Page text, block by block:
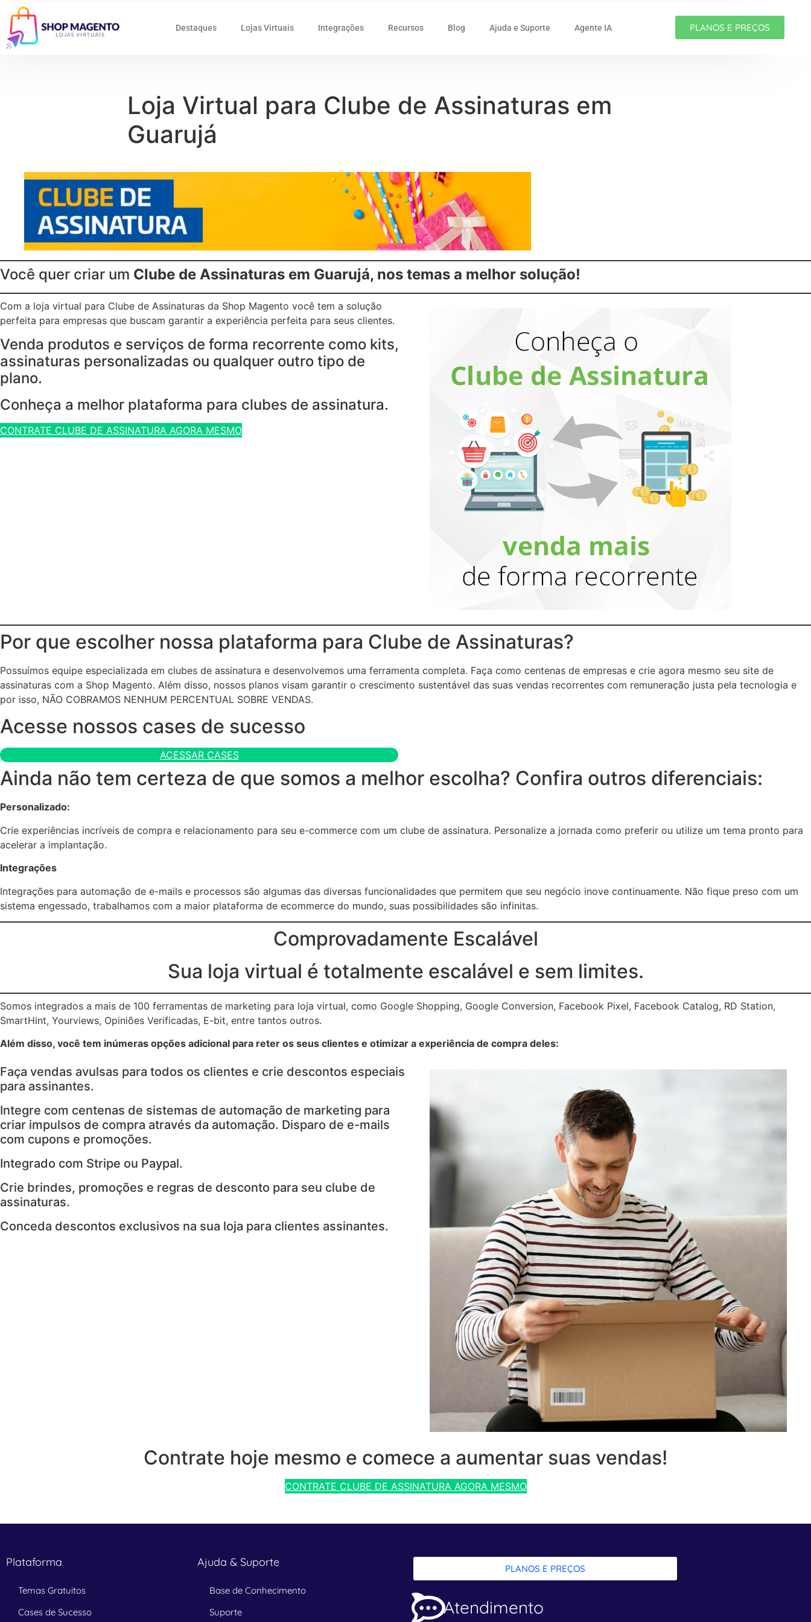
Destaques Lojas Virtuais Integrações Recursos Blog Ajuda e Suporte Agente IA PLANOS E PREÇOS
Loja Virtual para Clube de Assinaturas em
Guarujá
Você quer criar um Clube de Assinaturas em Guarujá, nos temas a melhor solução!
Com a loja virtual para Clube de Assinaturas da Shop Magento você tem a solução
perfeita para empresas que buscam garantir a experiência perfeita para seus clientes.
Venda produtos e serviços de forma recorrente como kits,
assinaturas personalizadas ou qualquer outro tipo de
plano.
Conheça a melhor plataforma para clubes de assinatura.
CONTRATE CLUBE DE ASSINATURA AGORA MESMO
Por que escolher nossa plataforma para Clube de Assinaturas?
Possuímos equipe especializada em clubes de assinatura e desenvolvemos uma ferramenta completa. Faça como centenas de empresas e crie agora mesmo seu site de
assinaturas com a Shop Magento. Além disso, nossos planos visam garantir o crescimento sustentável das suas vendas recorrentes com remuneração justa pela tecnologia e
por isso, NÃO COBRAMOS NENHUM PERCENTUAL SOBRE VENDAS.
Acesse nossos cases de sucesso
ACESSAR CASES
Ainda não tem certeza de que somos a melhor escolha? Confira outros diferenciais:
Personalizado:
Crie experiências incríveis de compra e relacionamento para seu e-commerce com um clube de assinatura. Personalize a jornada como preferir ou utilize um tema pronto para
acelerar a implantação.
Integrações
Integrações para automação de e-mails e processos são algumas das diversas funcionalidades que permitem que seu negócio inove continuamente. Não fique preso com um
sistema engessado, trabalhamos com a maior plataforma de ecommerce do mundo, suas possibilidades são infinitas.
Comprovadamente Escalável
Sua loja virtual é totalmente escalável e sem limites.
Somos integrados a mais de 100 ferramentas de marketing para loja virtual, como Google Shopping, Google Conversion, Facebook Pixel, Facebook Catalog, RD Station,
SmartHint, Yourviews, Opiniões Verificadas, E-bit, entre tantos outros.
Além disso, você tem inúmeras opções adicional para reter os seus clientes e otimizar a experiência de compra deles:
Faça vendas avulsas para todos os clientes e crie descontos especiais
para assinantes.
Integre com centenas de sistemas de automação de marketing para
criar impulsos de compra através da automação. Disparo de e-mails
com cupons e promoções.
Integrado com Stripe ou Paypal.
Crie brindes, promoções e regras de desconto para seu clube de
assinaturas.
Conceda descontos exclusivos na sua loja para clientes assinantes.
Contrate hoje mesmo e comece a aumentar suas vendas!
CONTRATE CLUBE DE ASSINATURA AGORA MESMO
Plataforma
Temas Gratuitos
Cases de Sucesso
Ajuda & Suporte
Base de Conhecimento
Suporte
PLANOS E PREÇOS
Atendimento